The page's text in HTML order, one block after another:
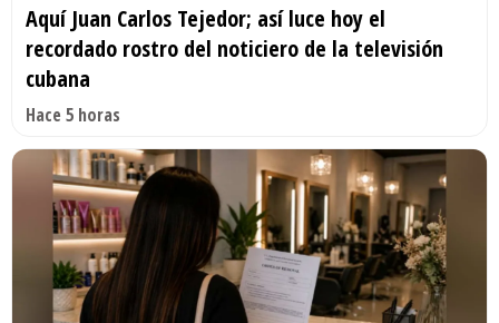
Aquí Juan Carlos Tejedor; así luce hoy el
recordado rostro del noticiero de la televisión
cubana
Hace 5 horas